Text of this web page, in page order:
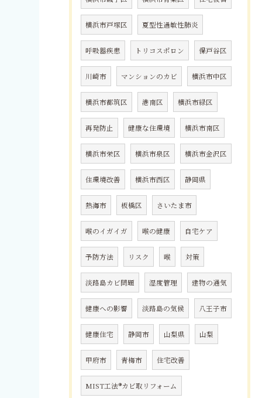
横浜市戸塚区 夏型性過敏性肺炎
呼吸器疾患 トリコスポロン 保戸谷区
川崎市 マンションのカビ 横浜市中区
横浜市都筑区 港南区 横浜市緑区
再発防止 健康な住環境 横浜市南区
横浜市栄区 横浜市泉区 横浜市金沢区
住環境改善 横浜市西区 静岡県
熱海市 板橋区 さいたま市
喉のイガイガ 喉の健康 自宅ケア
予防方法 リスク 喉 対策
淡路島カビ問題 湿度管理 建物の通気
健康への影響 淡路島の気候 八王子市
健康住宅 静岡市 山梨県 山梨
甲府市 青梅市 住宅改善
MIST工法®カビ取リフォーム